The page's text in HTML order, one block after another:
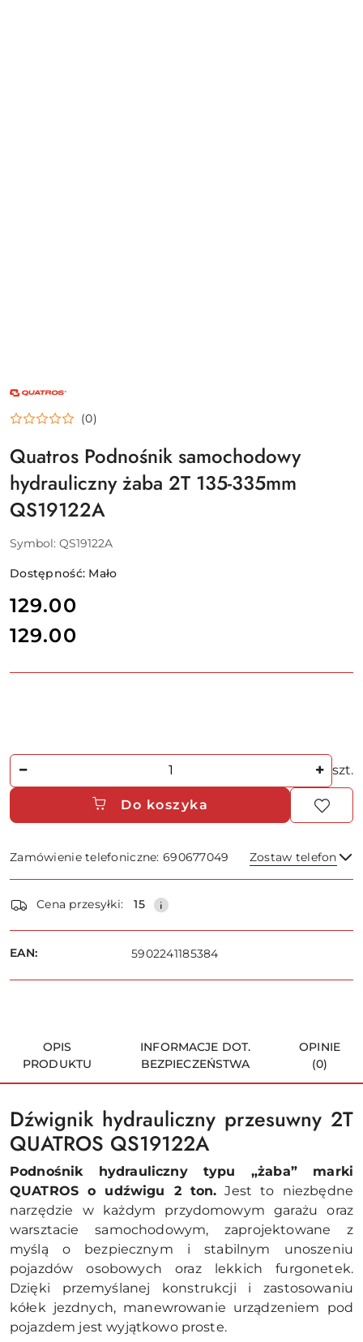
NAZWA
PRODUCENTA:
QUATROS
(0)
Quatros Podnośnik samochodowy
hydrauliczny żaba 2T 135-335mm
QS19122A
Symbol: QS19122A
Dostępność: Mało
cena:
129.00
Cena:
129.00
Ilość szt.
Do koszyka
Zamówienie telefoniczne: 690677049 Zostaw telefon
Wyślij
Dostępność
i
dostawa
Cena przesyłki: 15
EAN: 5902241185384
OPIS
PRODUKTU
INFORMACJE DOT.
BEZPIECZEŃSTWA
OPINIE
(0)
Dźwignik hydrauliczny przesuwny 2T
QUATROS QS19122A
Podnośnik hydrauliczny typu „żaba” marki
QUATROS o udźwigu 2 ton. Jest to niezbędne
narzędzie w każdym przydomowym garażu oraz
warsztacie samochodowym, zaprojektowane z
myślą o bezpiecznym i stabilnym unoszeniu
pojazdów osobowych oraz lekkich furgonetek.
Dzięki przemyślanej konstrukcji i zastosowaniu
kółek jezdnych, manewrowanie urządzeniem pod
pojazdem jest wyjątkowo proste.